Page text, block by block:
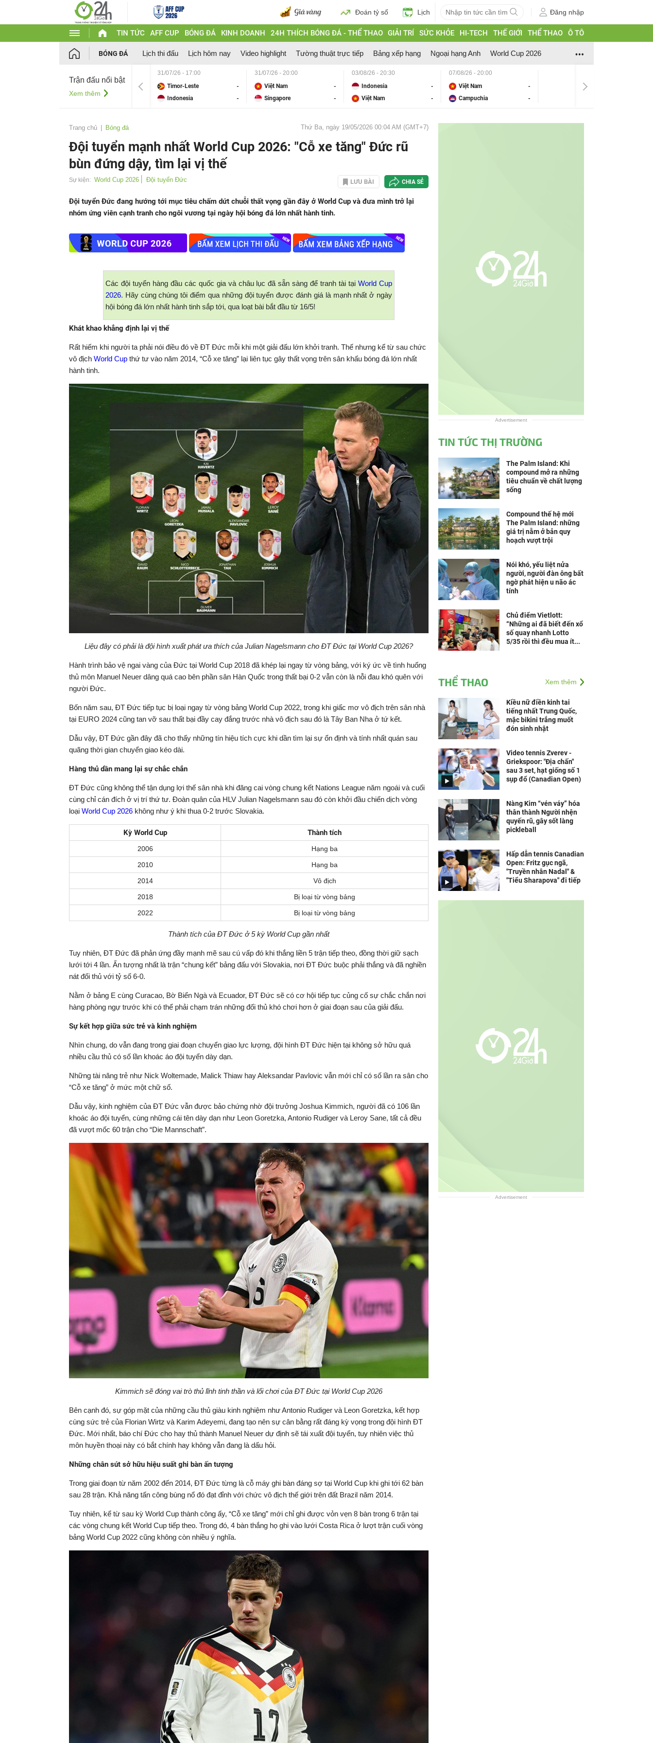
Đoán tỷ số Lịch Đăng nhập
TIN TỨC AFF CUP BÓNG ĐÁ KINH DOANH 24H THÍCH BÓNG ĐÁ - THỂ THAO GIẢI TRÍ SỨC KHỎE HI-TECH THẾ GIỚI THỂ THAO Ô TÔ
BÓNG ĐÁ Lịch thi đấu Lịch hôm nay Video highlight Tường thuật trực tiếp Bảng xếp hạng Ngoại hạng Anh World Cup 2026
Trận đấu nổi bật
Xem thêm
31/07/26 - 17:00
Timor-Leste
-
Indonesia
-
31/07/26 - 20:00
Việt Nam
-
Singapore
-
03/08/26 - 20:30
Indonesia
-
Việt Nam
-
07/08/26 - 20:00
Việt Nam
-
Campuchia
-
Trang chủ Bóng đá Thứ Ba, ngày 19/05/2026 00:04 AM (GMT+7)
Đội tuyển mạnh nhất World Cup 2026: "Cỗ xe tăng" Đức rũ
bùn đứng dậy, tìm lại vị thế
Sự kiện: World Cup 2026 Đội tuyển Đức LƯU BÀI CHIA SẺ
Đội tuyển Đức đang hướng tới mục tiêu chấm dứt chuỗi thất vọng gần đây ở World Cup và đưa mình trở lại
nhóm ứng viên cạnh tranh cho ngôi vương tại ngày hội bóng đá lớn nhất hành tinh.
Các đội tuyển hàng đầu các quốc gia và châu lục đã sẵn sàng để tranh tài tạiWorld Cup
2026. Hãy cùng chúng tôi điểm qua những đội tuyển được đánh giá là mạnh nhất ở ngày
hội bóng đá lớn nhất hành tinh sắp tới, qua loạt bài bắt đầu từ 16/5!
Khát khao khẳng định lại vị thế
Rất hiếm khi người ta phải nói điều đó về ĐT Đức mỗi khi một giải đấu lớn khởi tranh. Thế nhưng kể từ sau chức
vô địch World Cup thứ tư vào năm 2014, “Cỗ xe tăng” lại liên tục gây thất vọng trên sân khấu bóng đá lớn nhất
hành tinh.
Liệu đây có phải là đội hình xuất phát ưa thích của Julian Nagelsmann cho ĐT Đức tại World Cup 2026?
Hành trình bảo vệ ngai vàng của Đức tại World Cup 2018 đã khép lại ngay từ vòng bảng, với ký ức về tình huống
thủ môn Manuel Neuer dâng quá cao bên phần sân Hàn Quốc trong thất bại 0-2 vẫn còn là nỗi đau khó quên với
người Đức.
Bốn năm sau, ĐT Đức tiếp tục bị loại ngay từ vòng bảng World Cup 2022, trong khi giấc mơ vô địch trên sân nhà
tại EURO 2024 cũng tan vỡ sau thất bại đầy cay đắng trước nhà vô địch sau đó là Tây Ban Nha ở tứ kết.
Dẫu vậy, ĐT Đức gần đây đã cho thấy những tín hiệu tích cực khi dần tìm lại sự ổn định và tính nhất quán sau
quãng thời gian chuyển giao kéo dài.
Hàng thủ dần mang lại sự chắc chắn
ĐT Đức cũng không thể tận dụng lợi thế sân nhà khi đăng cai vòng chung kết Nations League năm ngoái và cuối
cùng chỉ cán đích ở vị trí thứ tư. Đoàn quân của HLV Julian Nagelsmann sau đó còn khởi đầu chiến dịch vòng
loại World Cup 2026 không như ý khi thua 0-2 trước Slovakia.
Kỳ World Cup Thành tích
2006 Hạng ba
2010 Hạng ba
2014 Vô địch
2018 Bị loại từ vòng bảng
2022 Bị loại từ vòng bảng
Thành tích của ĐT Đức ở 5 kỳ World Cup gần nhất
Tuy nhiên, ĐT Đức đã phản ứng đầy mạnh mẽ sau cú vấp đó khi thắng liền 5 trận tiếp theo, đồng thời giữ sạch
lưới tới 4 lần. Ấn tượng nhất là trận “chung kết” bảng đấu với Slovakia, nơi ĐT Đức buộc phải thắng và đã nghiền
nát đối thủ với tỷ số 6-0.
Nằm ở bảng E cùng Curacao, Bờ Biển Ngà và Ecuador, ĐT Đức sẽ có cơ hội tiếp tục củng cố sự chắc chắn nơi
hàng phòng ngự trước khi có thể phải chạm trán những đối thủ khó chơi hơn ở giai đoạn sau của giải đấu.
Sự kết hợp giữa sức trẻ và kinh nghiệm
Nhìn chung, do vẫn đang trong giai đoạn chuyển giao lực lượng, đội hình ĐT Đức hiện tại không sở hữu quá
nhiều cầu thủ có số lần khoác áo đội tuyển dày dạn.
Những tài năng trẻ như Nick Woltemade, Malick Thiaw hay Aleksandar Pavlovic vẫn mới chỉ có số lần ra sân cho
“Cỗ xe tăng” ở mức một chữ số.
Dẫu vậy, kinh nghiệm của ĐT Đức vẫn được bảo chứng nhờ đội trưởng Joshua Kimmich, người đã có 106 lần
khoác áo đội tuyển, cùng những cái tên dày dạn như Leon Goretzka, Antonio Rudiger và Leroy Sane, tất cả đều
đã vượt mốc 60 trận cho “Die Mannschaft”.
Kimmich sẽ đóng vai trò thủ lĩnh tinh thần và lối chơi của ĐT Đức tại World Cup 2026
Bên cạnh đó, sự góp mặt của những cầu thủ giàu kinh nghiệm như Antonio Rudiger và Leon Goretzka, kết hợp
cùng sức trẻ của Florian Wirtz và Karim Adeyemi, đang tạo nên sự cân bằng rất đáng kỳ vọng trong đội hình ĐT
Đức. Mới nhất, báo chí Đức cho hay thủ thành Manuel Neuer dự định sẽ tái xuất đội tuyển, tuy nhiên việc thủ
môn huyền thoại này có bắt chính hay không vẫn đang là dấu hỏi.
Những chân sút sở hữu hiệu suất ghi bàn ấn tượng
Trong giai đoạn từ năm 2002 đến 2014, ĐT Đức từng là cỗ máy ghi bàn đáng sợ tại World Cup khi ghi tới 62 bàn
sau 28 trận. Khả năng tấn công bùng nổ đó đạt đỉnh với chức vô địch thế giới trên đất Brazil năm 2014.
Tuy nhiên, kể từ sau kỳ World Cup thành công ấy, “Cỗ xe tăng” mới chỉ ghi được vỏn vẹn 8 bàn trong 6 trận tại
các vòng chung kết World Cup tiếp theo. Trong đó, 4 bàn thắng họ ghi vào lưới Costa Rica ở lượt trận cuối vòng
bảng World Cup 2022 cũng không còn nhiều ý nghĩa.
Advertisement
TIN TỨC THỊ TRƯỜNG
The Palm Island: Khi
compound mở ra những
tiêu chuẩn về chất lượng
sống
Compound thế hệ mới
The Palm Island: những
giá trị nằm ở bản quy
hoạch vượt trội
Nói khó, yếu liệt nửa
người, người đàn ông bất
ngờ phát hiện u não ác
tính
Chủ điểm Vietlott:
“Những ai đã biết đến xổ
số quay nhanh Lotto
5/35 rồi thì đều mua ít...
THỂ THAO Xem thêm
Kiều nữ điền kinh tai
tiếng nhất Trung Quốc,
mặc bikini trắng muốt
đón sinh nhật
Video tennis Zverev -
Griekspoor: "Địa chấn"
sau 3 set, hạt giống số 1
sụp đổ (Canadian Open)
Nàng Kim “vén váy” hóa
thân thành Người nhện
quyến rũ, gây sốt làng
pickleball
Hấp dẫn tennis Canadian
Open: Fritz gục ngã,
"Truyền nhân Nadal" &
"Tiểu Sharapova" đi tiếp
Advertisement